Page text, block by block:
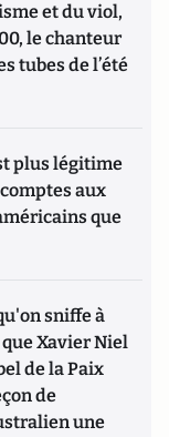
et du viol,
le chanteur
tubes de l’été
plus légitime
aux
que
sniffe à
Xavier Niel
de la Paix
de
une